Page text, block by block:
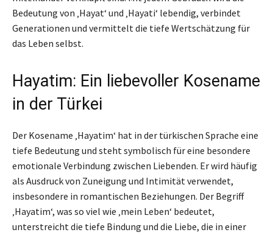
Bedeutung von ‚Hayat‘ und ‚Hayati‘ lebendig, verbindet
Generationen und vermittelt die tiefe Wertschätzung für
das Leben selbst.
Hayatim: Ein liebevoller Kosename
in der Türkei
Der Kosename ‚Hayatim‘ hat in der türkischen Sprache eine
tiefe Bedeutung und steht symbolisch für eine besondere
emotionale Verbindung zwischen Liebenden. Er wird häufig
als Ausdruck von Zuneigung und Intimität verwendet,
insbesondere in romantischen Beziehungen. Der Begriff
‚Hayatim‘, was so viel wie ‚mein Leben‘ bedeutet,
unterstreicht die tiefe Bindung und die Liebe, die in einer